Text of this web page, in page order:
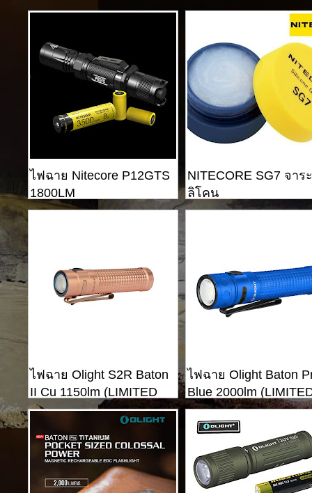
ไฟยุทธวิธี
ไฟฉาย Nitecore P12GTS
1800LM
NITECORE SG7 จาร
ลิโคน
ไฟฉาย Olight S2R Baton
II Cu 1150lm (LIMITED
EDITION)
ไฟฉาย Olight Baton
Blue 2000lm
EDITION)